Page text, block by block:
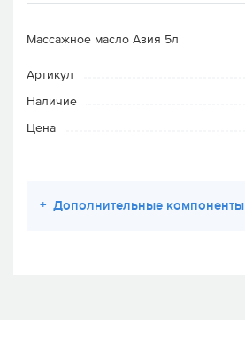
Массажное масло Азия 5л
Артикул
Наличие
Цена
+ Дополнительные компоненты